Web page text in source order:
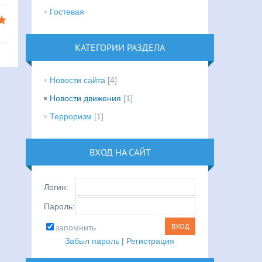
Гостевая
КАТЕГОРИИ РАЗДЕЛА
Новости сайта [4]
Новости движения [1]
Терроризм [1]
ВХОД НА САЙТ
Логин:
Пароль:
запомнить
Забыл пароль | Регистрация